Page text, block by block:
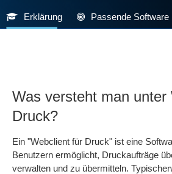
Erklärung Passende Software
Was versteht man unter
Druck?
Ein "Webclient für Druck" ist eine
Benutzern ermöglicht, Druckaufträge
verwalten und zu übermitteln.